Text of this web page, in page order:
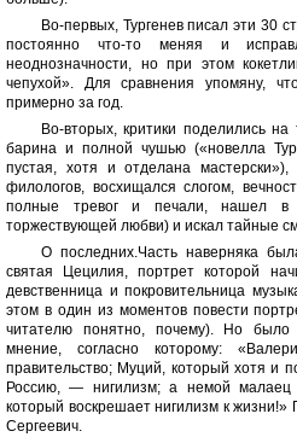
Во-первых, Тургенев писал эти 30
постоянно что-то меняя и
неоднозначности, но при этом
чепухой». Для сравнения упомяну,
примерно за год.
Во-вторых, критики поделились
барина и полной чушью («новелла
пустая, хотя и отделана
филологов, восхищался слогом,
полные тревог и печали, нашел в
торжествующей любви) и искал тайные
О последних.Часть наверняка
святая Цецилия, портрет которой
девственница и покровительница
этом в один из моментов повести
читателю понятно, почему). Но было
мнение, согласно которому:
правительство; Муций, который хотя и
Россию, — нигилизм; а немой
который воскрешает нигилизм к
Сергеевич.